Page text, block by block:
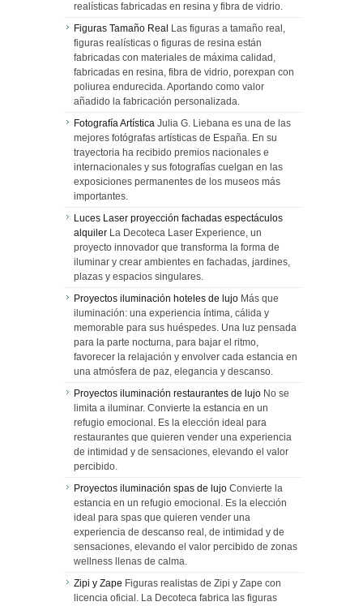
realísticas fabricadas en resina y fibra de vidrio.
Figuras Tamaño Real Las figuras a tamaño real,
figuras realísticas o figuras de resina están
fabricadas con materiales de máxima calidad,
fabricadas en resina, fibra de vidrio, porexpan con
poliurea endurecida. Aportando como valor
añadido la fabricación personalizada.
Fotografía Artística Julia G. Liebana es una de las
mejores fotógrafas artísticas de España. En su
trayectoria ha recibido premios nacionales e
internacionales y sus fotografías cuelgan en las
exposiciones permanentes de los museos más
importantes.
Luces Laser proyección fachadas espectáculos
alquiler La Decoteca Laser Experience, un
proyecto innovador que transforma la forma de
iluminar y crear ambientes en fachadas, jardines,
plazas y espacios singulares.
Proyectos iluminación hoteles de lujo Más que
iluminación: una experiencia íntima, cálida y
memorable para sus huéspedes. Una luz pensada
para la parte nocturna, para bajar el ritmo,
favorecer la relajación y envolver cada estancia en
una atmósfera de paz, elegancia y descanso.
Proyectos iluminación restaurantes de lujo No se
limita a iluminar. Convierte la estancia en un
refugio emocional. Es la elección ideal para
restaurantes que quieren vender una experiencia
de intimidad y de sensaciones, elevando el valor
percibido.
Proyectos iluminación spas de lujo Convierte la
estancia en un refugio emocional. Es la elección
ideal para spas que quieren vender una
experiencia de descanso real, de intimidad y de
sensaciones, elevando el valor percibido de zonas
wellness llenas de calma.
Zipi y Zape Figuras realistas de Zipi y Zape con
licencia oficial. La Decoteca fabrica las figuras